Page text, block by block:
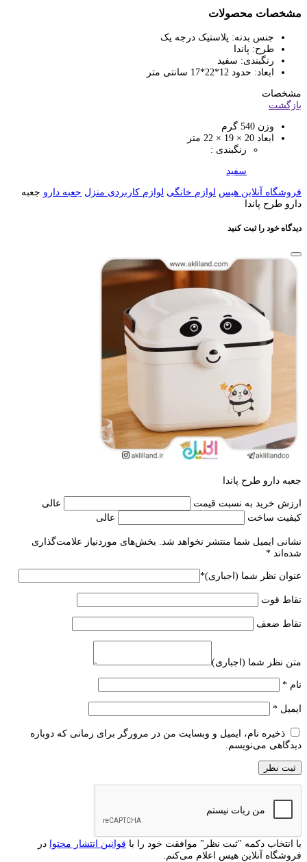
مشخصات محصولات
جنس بدنه: پلاستیک درجه یک
طرح: پاندا
رنگبندی: سفید
ابعاد: حدود 12*22*17 سانتی متر
مشخصات
بازگشت
وزن 540 گرم
ابعاد 20 × 19 × 22 متر
رنگبندی :
سفید
فروشگاه آنلاین هیس لوازم خانگی لوازم کاربردی منزل جعبه دارو جعبه
دارو طرح پاندا
دیدگاه خود را ثبت کنید
جعبه دارو طرح پاندا
ارزش خرید به نسبت قیمت
عالی
کیفیت ساخت
عالی
نشانی ایمیل شما منتشر نخواهد شد. بخش‌های موردنیاز علامت‌گذاری
شده‌اند *
عنوان نظر شما (اجباری)*
نقاط قوت
نقاط ضعف
متن نظر شما (اجباری)
نام *
ایمیل *
ذخیره نام، ایمیل و وبسایت من در مرورگر برای زمانی که دوباره
دیدگاهی می‌نویسم.
با انتخاب دکمه "ثبت نظر" موافقت خود را با قوانین انتشار محتوا در
فروشگاه آنلاین هیس اعلام می‌کنم.